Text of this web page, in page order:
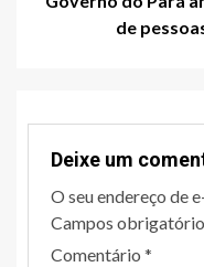
de
Deixe um
O seu endereço de
Campos
Comentário *